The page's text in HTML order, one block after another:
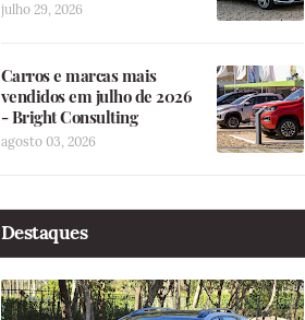
julho 29, 2026
Carros e marcas mais
vendidos em julho de 2026
- Bright Consulting
agosto 03, 2026
Destaques